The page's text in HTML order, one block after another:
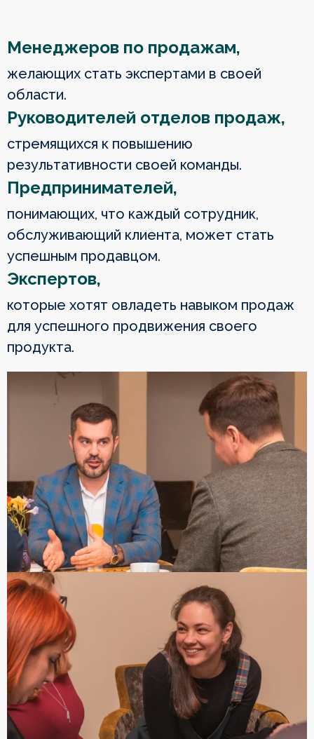
Менеджеров по продажам,
желающих стать экспертами в своей
области.
Руководителей отделов продаж,
стремящихся к повышению
результативности своей команды.
Предпринимателей,
понимающих, что каждый сотрудник,
обслуживающий клиента, может стать
успешным продавцом.
Экспертов,
которые хотят овладеть навыком продаж
для успешного продвижения своего
продукта.